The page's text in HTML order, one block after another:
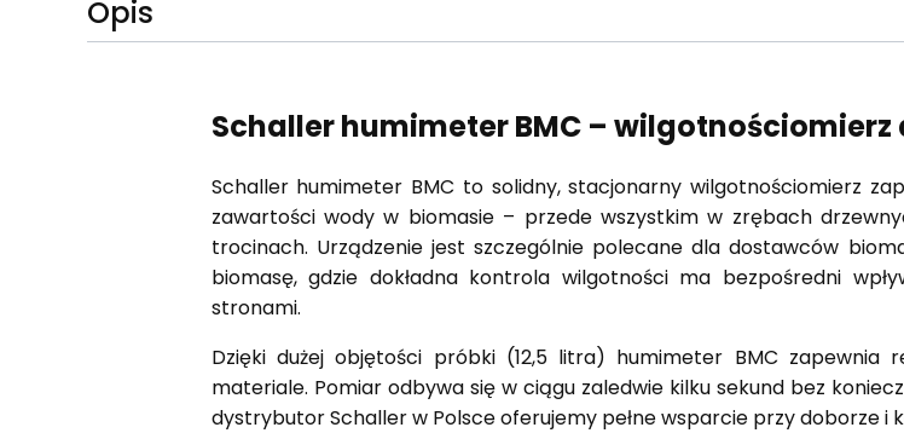
Opis
Schaller humimeter BMC –
Schaller humimeter BMC to solidny, stacjonarny wilgotnościomierz
zawartości wody w biomasie – przede wszystkim w zrębach
trocinach. Urządzenie jest szczególnie polecane dla dostawców
biomasę, gdzie dokładna kontrola wilgotności ma bezpośredni
stronami.
Dzięki dużej objętości próbki (12,5 litra) humimeter BMC
materiale. Pomiar odbywa się w ciągu zaledwie kilku sekund bez
dystrybutor Schaller w Polsce oferujemy pełne wsparcie przy doborze i